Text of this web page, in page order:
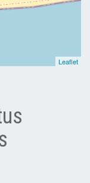
Leaflet